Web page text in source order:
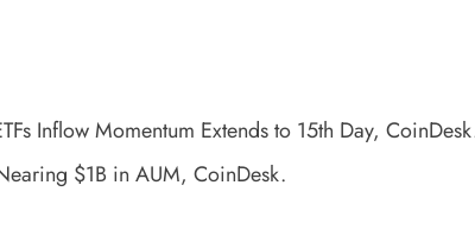
Inflow Momentum Extends to 15th Day,
$1B in AUM, CoinDesk.